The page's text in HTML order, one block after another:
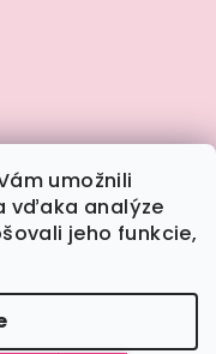
umožnili
vďaka analýze
jeho funkcie,